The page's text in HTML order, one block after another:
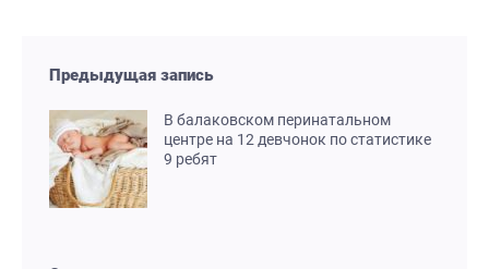
Предыдущая запись
В балаковском перинатальном
центре на 12 девчонок по статистике
9 ребят